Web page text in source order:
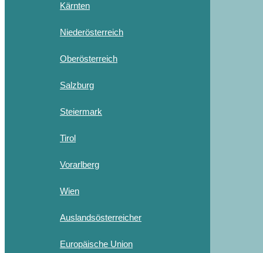
Kärnten
Niederösterreich
Oberösterreich
Salzburg
Steiermark
Tirol
Vorarlberg
Wien
Auslandsösterreicher
Europäische Union